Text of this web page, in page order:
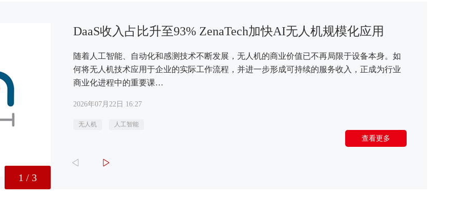
DaaS收入占比升至93% ZenaTech加快AI无人机规模化应用
随着人工智能、自动化和感测技术不断发展，无人机的商业价值已不再局限于设备本身。如
何将无人机技术应用于企业的实际工作流程，并进一步形成可持续的服务收入，正成为行业
商业化进程中的重要课…
2026年07月22日 16:27
无人机 人工智能
查看更多
1 / 3